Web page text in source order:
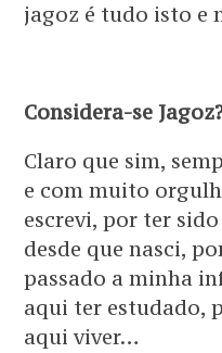
jagoz é tudo isto e
Considera-se
Claro que sim,
e com muito
escrevi, por ter
desde que nasci,
passado a minha
aqui ter estudado,
aqui viver…